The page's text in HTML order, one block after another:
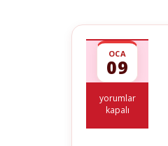
OCA
09
Aday
Çırak
yorumlar
kapalı